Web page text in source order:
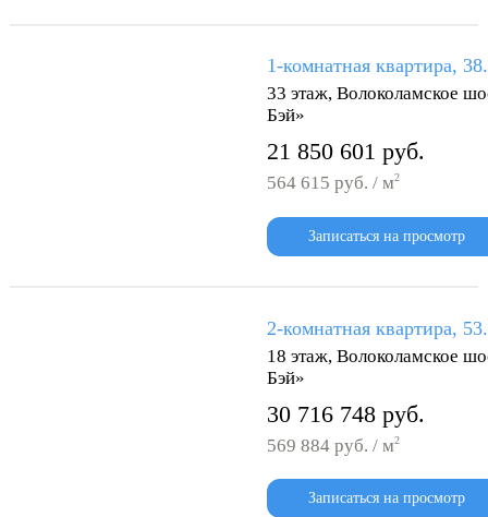
1-комнатная квартира,
33 этаж, Волоколамское
Бэй»
21 850 601 руб.
564 615 руб. / м2
Записаться на просмотр
2-комнатная квартира,
18 этаж, Волоколамское
Бэй»
30 716 748 руб.
569 884 руб. / м2
Записаться на просмотр